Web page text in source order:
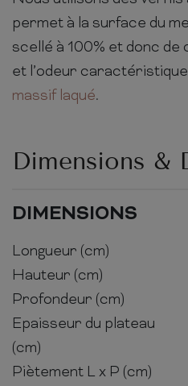
permet à la surface du
scellé à 100% et donc
et l’odeur
massif laqué.
Dimensions &
DIMENSIONS
Longueur (cm)
Hauteur (cm)
Profondeur (cm)
Epaisseur du plateau
(cm)
Piètement L x P (cm)